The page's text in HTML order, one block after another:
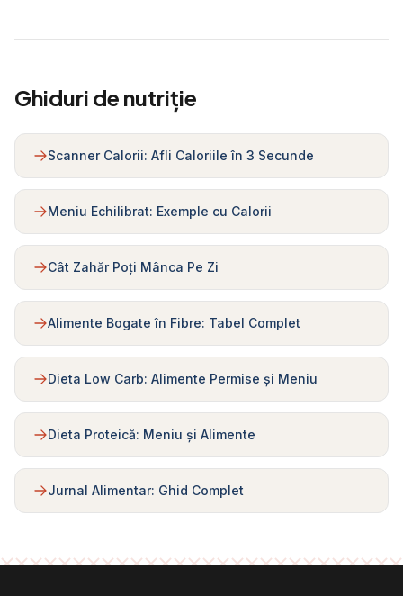
Ghiduri de nutriție
Scanner Calorii: Afli Caloriile în 3 Secunde
Meniu Echilibrat: Exemple cu Calorii
Cât Zahăr Poți Mânca Pe Zi
Alimente Bogate în Fibre: Tabel Complet
Dieta Low Carb: Alimente Permise și Meniu
Dieta Proteică: Meniu și Alimente
Jurnal Alimentar: Ghid Complet